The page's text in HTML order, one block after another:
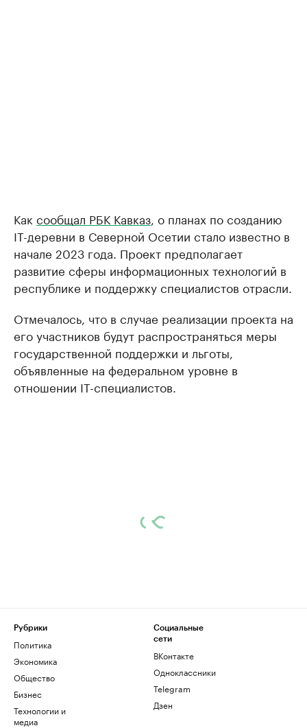
Как сообщал РБК Кавказ , о планах по созданию
IT-деревни в Северной Осетии стало известно в
начале 2023 года. Проект предполагает
развитие сферы информационных технологий в
республике и поддержку специалистов отрасли.
Отмечалось, что в случае реализации проекта на
его участников будут распространяться меры
государственной поддержки и льготы,
объявленные на федеральном уровне в
отношении IT-специалистов.
Рубрики
Политика
Экономика
Общество
Бизнес
Технологии и
медиа
Социальные
сети
ВКонтакте
Одноклассники
Telegram
Дзен